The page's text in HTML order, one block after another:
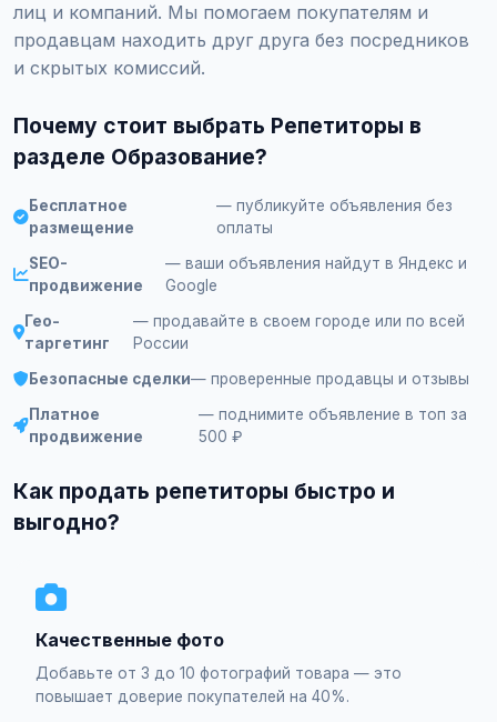
лиц и компаний. Мы помогаем покупателям и
продавцам находить друг друга без посредников
и скрытых комиссий.
Почему стоит выбрать Репетиторы в
разделе Образование?
Бесплатное
размещение
— публикуйте объявления без
оплаты
SEO-
продвижение
— ваши объявления найдут в Яндекс и
Google
Гео-
таргетинг
— продавайте в своем городе или по всей
России
Безопасные сделки— проверенные продавцы и отзывы
Платное
продвижение
— поднимите объявление в топ за
500 ₽
Как продать репетиторы быстро и
выгодно?
Качественные фото
Добавьте от 3 до 10 фотографий товара — это
повышает доверие покупателей на 40%.